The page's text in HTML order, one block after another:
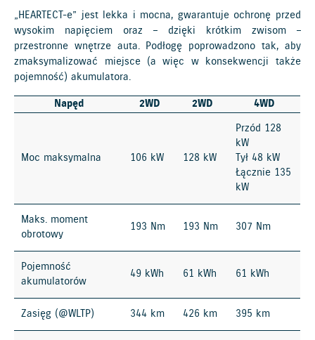
„HEARTECT-e” jest lekka i mocna, gwarantuje ochronę przed
wysokim napięciem oraz – dzięki krótkim zwisom –
przestronne wnętrze auta. Podłogę poprowadzono tak, aby
zmaksymalizować miejsce (a więc w konsekwencji także
pojemność) akumulatora.
Napęd
2WD 2WD 4WD
Moc maksymalna 106 kW 128 kW
Przód 128
kW
Tył 48 kW
Łącznie 135
kW
Maks. moment
obrotowy
193 Nm 193 Nm 307 Nm
Pojemność
akumulatorów
49 kWh 61 kWh 61 kWh
Zasięg (@WLTP) 344 km 426 km 395 km